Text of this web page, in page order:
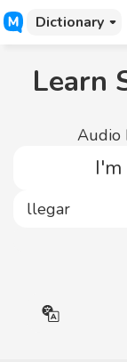
Dictionary
Learn
Audio